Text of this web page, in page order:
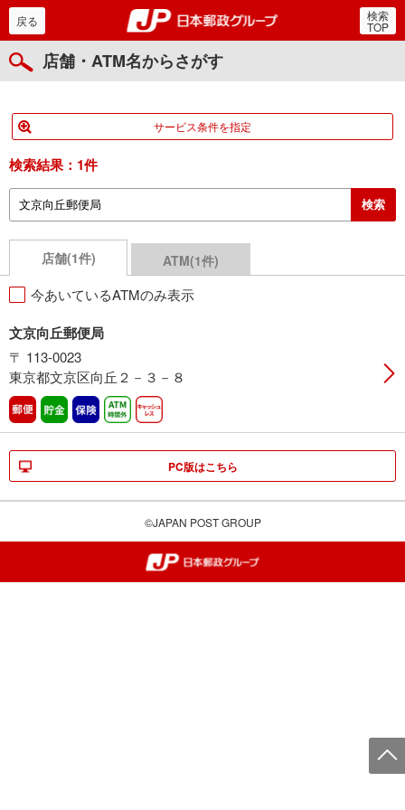
郵便局・日本郵政グルー
戻る 検索
TOP
店舗・ATM名からさがす
サービス条件を指定
検索結果： 1件
店舗(1件) ATM(1件)
今あいているATMのみ表示
文京向丘郵便局
〒 113-0023
東京都文京区向丘２－３－８
郵便 貯金 保険 ATM時間外
PC版はこちら
©JAPAN POST GROUP